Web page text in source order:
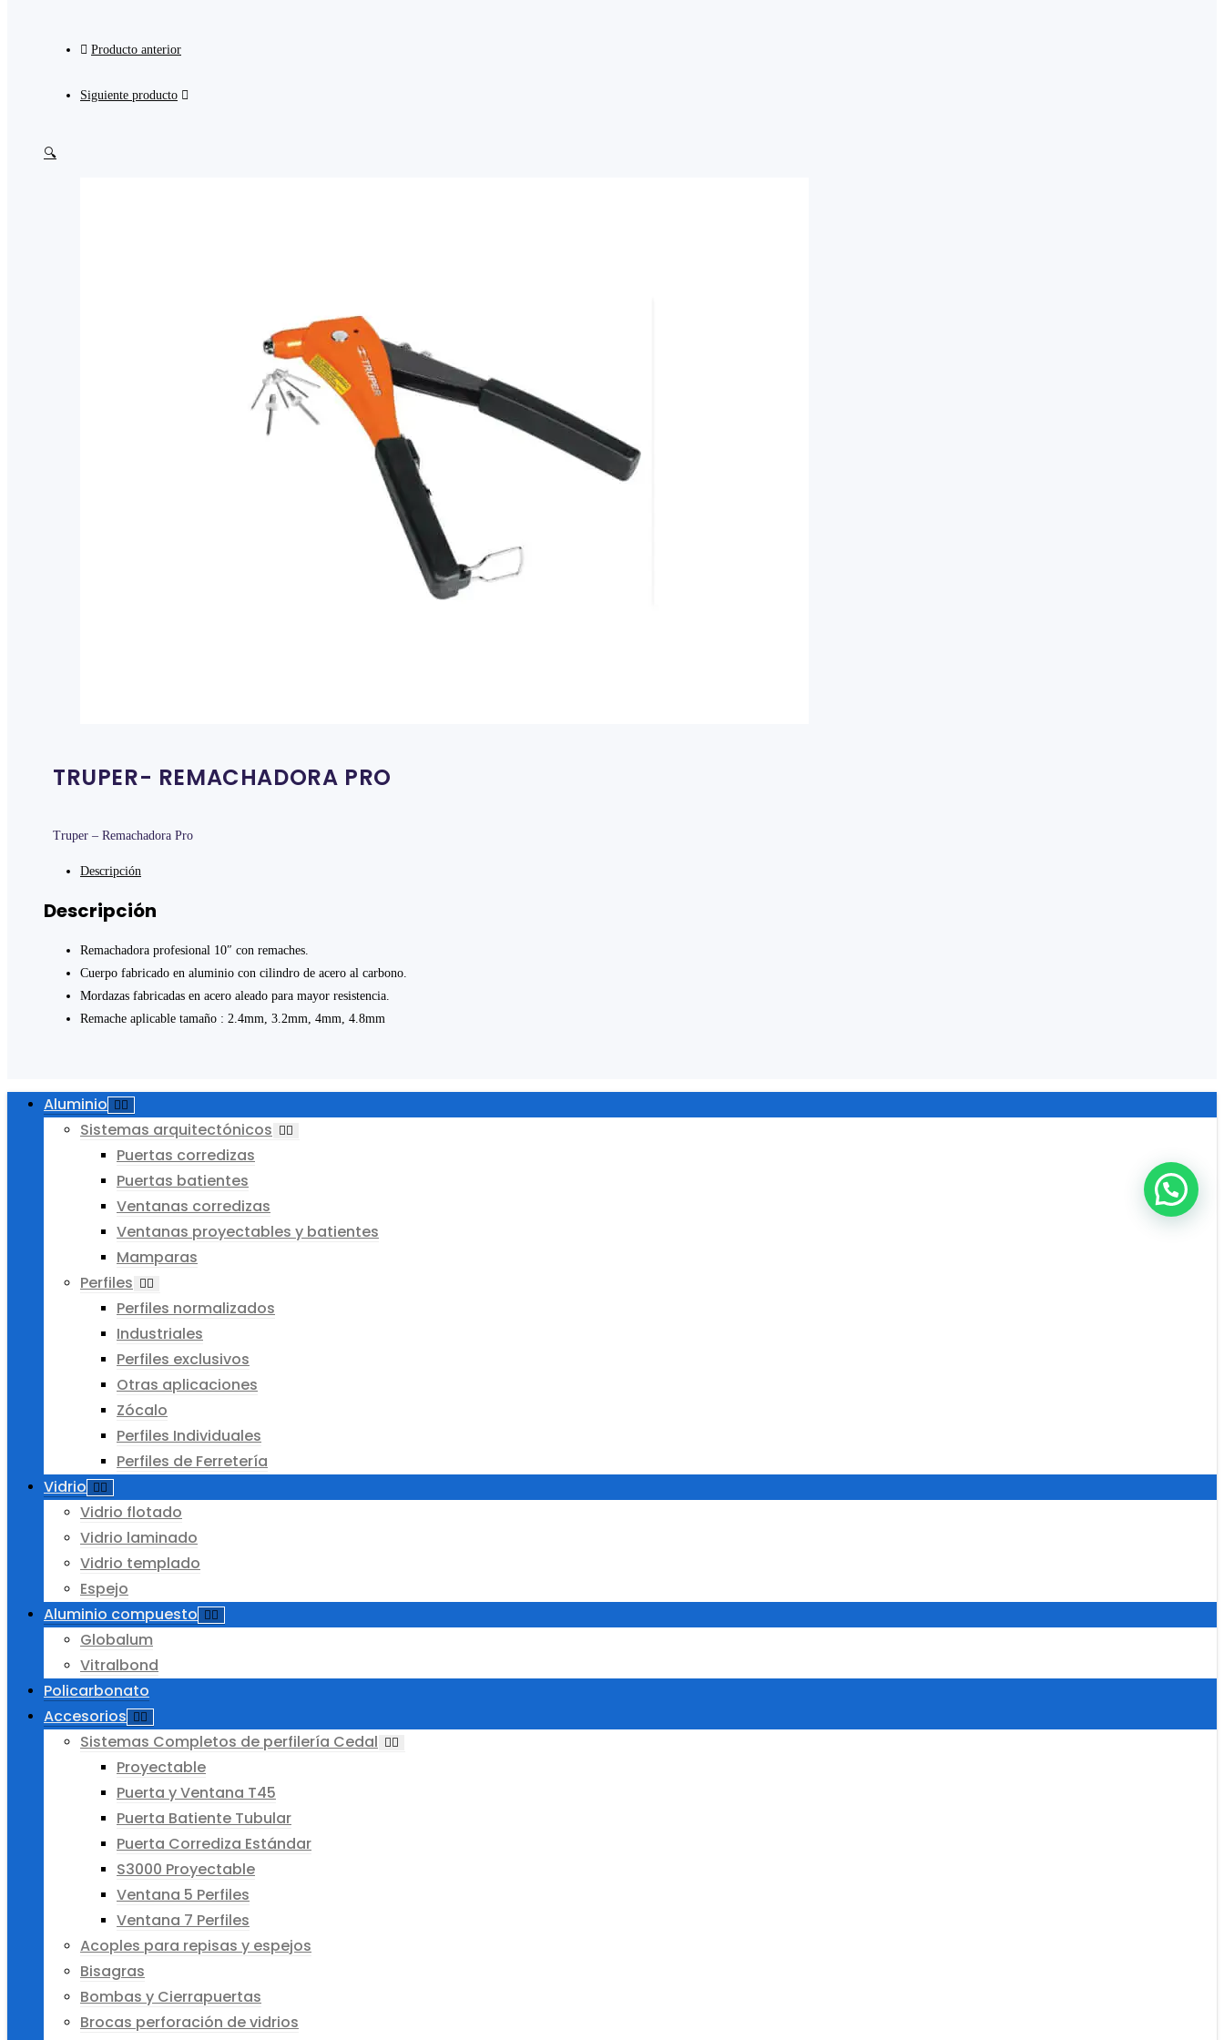
Producto anterior
Siguiente producto
🔍
TRUPER- REMACHADORA PRO
Truper – Remachadora Pro
Descripción
Descripción
Remachadora profesional 10″ con remaches.
Cuerpo fabricado en aluminio con cilindro de acero al carbono.
Mordazas fabricadas en acero aleado para mayor resistencia.
Remache aplicable tamaño : 2.4mm, 3.2mm, 4mm, 4.8mm
Aluminio
Sistemas arquitectónicos
Puertas corredizas
Puertas batientes
Ventanas corredizas
Ventanas proyectables y batientes
Mamparas
Perfiles
Perfiles normalizados
Industriales
Perfiles exclusivos
Otras aplicaciones
Zócalo
Perfiles Individuales
Perfiles de Ferretería
Vidrio
Vidrio flotado
Vidrio laminado
Vidrio templado
Espejo
Aluminio compuesto
Globalum
Vitralbond
Policarbonato
Accesorios
Sistemas Completos de perfilería Cedal
Proyectable
Puerta y Ventana T45
Puerta Batiente Tubular
Puerta Corrediza Estándar
S3000 Proyectable
Ventana 5 Perfiles
Ventana 7 Perfiles
Acoples para repisas y espejos
Bisagras
Bombas y Cierrapuertas
Brocas perforación de vidrios